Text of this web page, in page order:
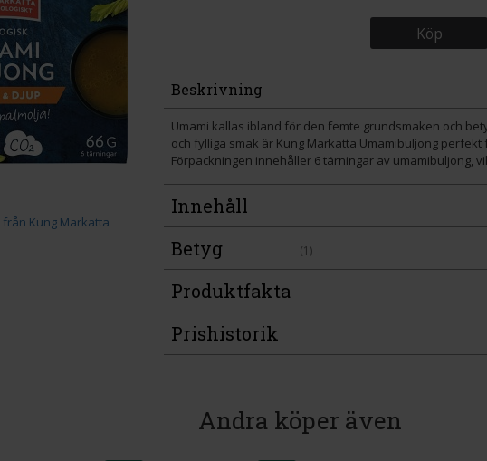
Köp
Beskrivning
Umami kallas ibland för den femte grundsmaken och
och fylliga smak är Kung Markatta Umamibuljong
Förpackningen innehåller 6 tärningar av umamibuljong,
Innehåll
Betyg
(1)
Produktfakta
Prishistorik
Andra köper även